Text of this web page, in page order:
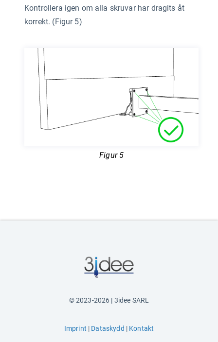
Kontrollera igen om alla skruvar har dragits åt
korrekt. (Figur 5)
Figur 5
© 2023-2026 | 3idee SARL
Imprint Dataskydd Kontakt